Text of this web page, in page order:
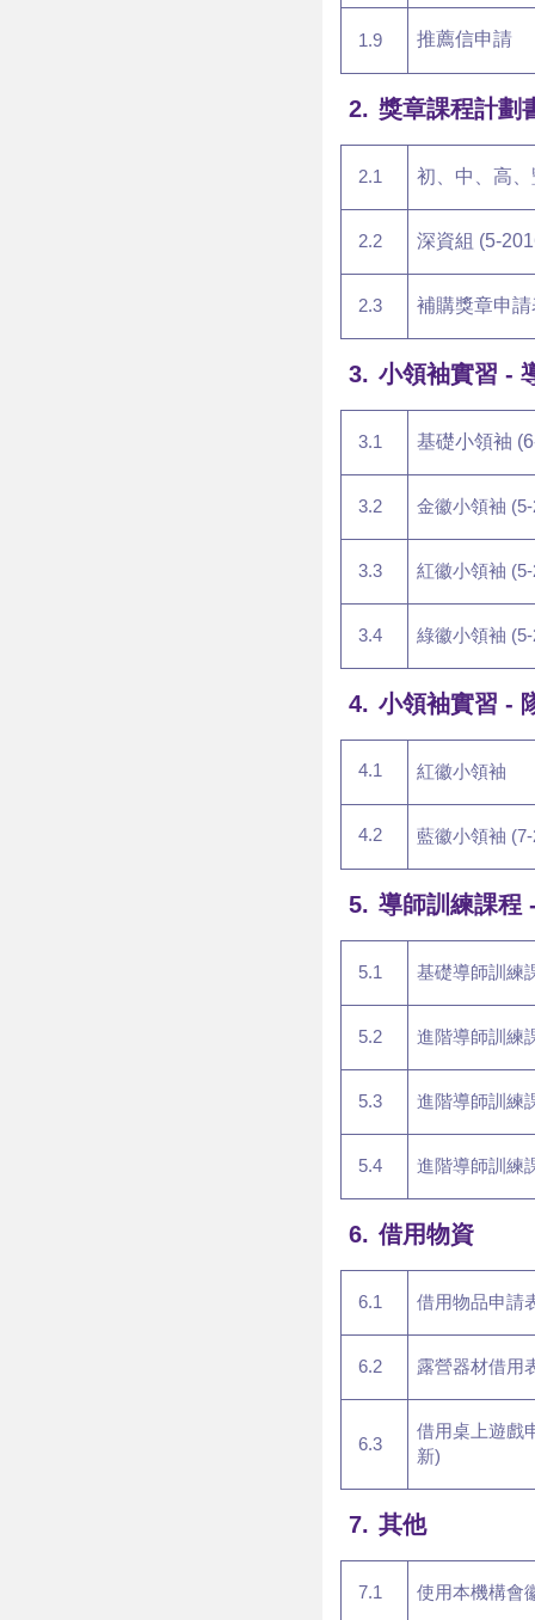
1.9 推薦信申請
2. 獎章課程計劃
2.1 初、中、高
2.2 深資組 (5-
2.3 補購獎章申請
3. 小領袖實習 -
3.1 基礎小領袖
3.2 金徽小領袖
3.3 紅徽小領袖
3.4 綠徽小領袖
4. 小領袖實習 -
4.1 紅徽小領袖
4.2 藍徽小領袖
5. 導師訓練課程
5.1 基礎導師訓練
5.2 進階導師訓練
5.3 進階導師訓練
5.4 進階導師訓練
6. 借用物資
6.1 借用物品申請
6.2 露營器材借用
6.3
借用桌上遊戲
新)
7. 其他
7.1 使用本機構會